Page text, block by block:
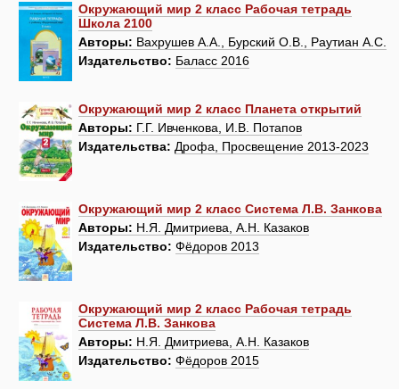
Окружающий мир 2 класс Рабочая тетрадь
Школа 2100
Авторы: Вахрушев А.А., Бурский О.В., Раутиан А.С.
Издательство: Баласс 2016
Окружающий мир 2 класс Планета открытий
Авторы: Г.Г. Ивченкова, И.В. Потапов
Издательства: Дрофа, Просвещение 2013-2023
Окружающий мир 2 класс Система Л.В. Занкова
Авторы: Н.Я. Дмитриева, А.Н. Казаков
Издательство: Фёдоров 2013
Окружающий мир 2 класс Рабочая тетрадь
Система Л.В. Занкова
Авторы: Н.Я. Дмитриева, А.Н. Казаков
Издательство: Фёдоров 2015